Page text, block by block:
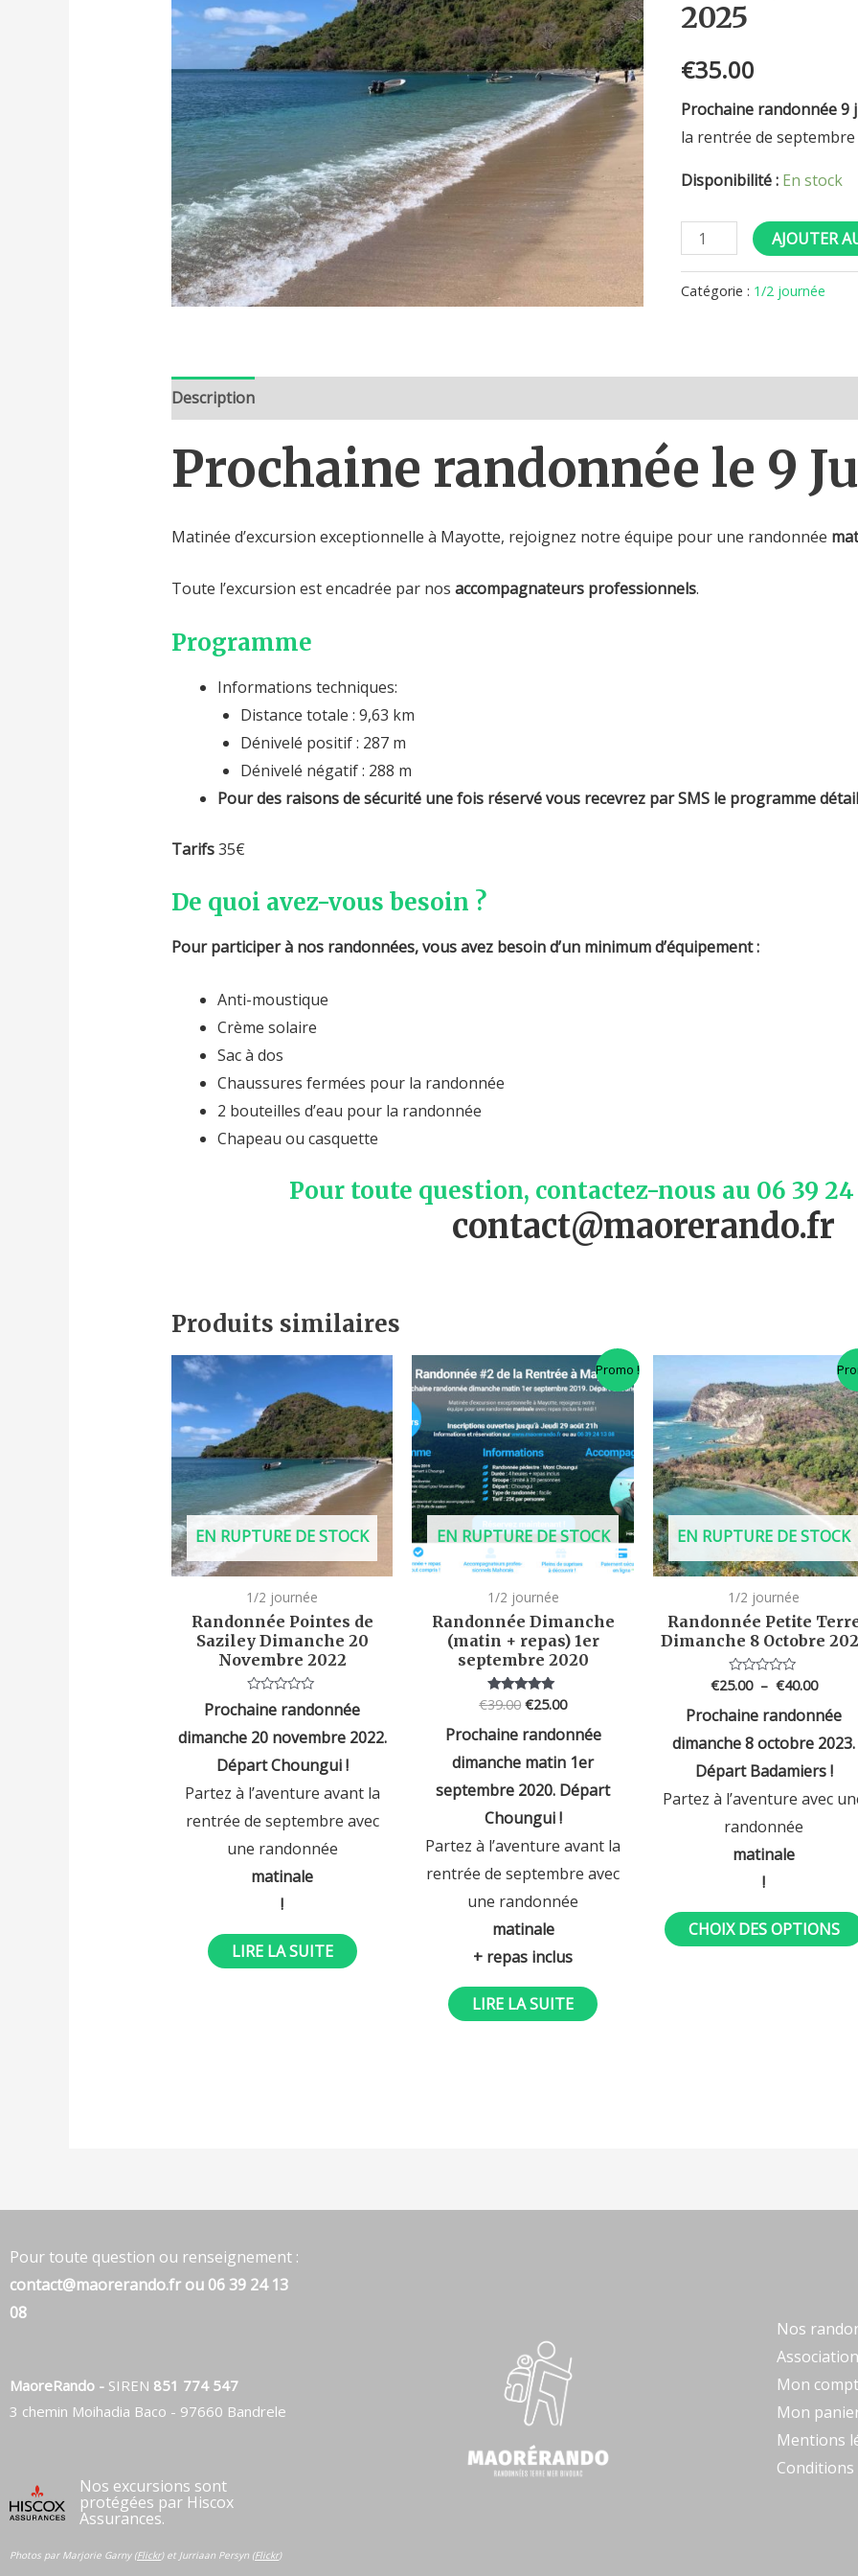
2025
€35.00
Prochaine randonnée 9
la rentrée de
Disponibilité : En stock
de
via
les
Crêtes
Juin
AJOUTER
Catégorie : 1/2 journée
Description
Prochaine randonnée le 9
Matinée d’excursion exceptionnelle à Mayotte, rejoignez notre équipe pour une randonnée
Toute l’excursion est encadrée par nos accompagnateurs professionnels.
Programme
Informations techniques:
Distance totale : 9,63 km
Dénivelé positif : 287 m
Dénivelé négatif : 288 m
Pour des raisons de sécurité une fois réservé vous recevrez par SMS le programme
Tarifs35€
De quoi avez-vous besoin ?
Pour participer à nos randonnées, vous avez besoin d’un minimum d’équipement :
Anti-moustique
Crème solaire
Sac à dos
Chaussures fermées pour la randonnée
2 bouteilles d’eau pour la randonnée
Chapeau ou casquette
Pour toute question, contactez-nous au 06 39 24
contact@maorerando.fr
Produits similaires
EN RUPTURE DE STOCK
1/2 journée
Randonnée Pointes de
Saziley Dimanche 20
Novembre 2022
Note
0
5
Prochaine randonnée
dimanche 20 novembre 2022.
Départ Choungui !
Partez à l’aventure avant la
rentrée de septembre avec
une randonnée
matinale
!
LIRE LA SUITE
Promo !
EN RUPTURE DE STOCK
1/2 journée
Randonnée Dimanche
(matin + repas) 1er
septembre 2020
Note
€39.00
prix
initial
était :
€39.00.
€25.00
prix
actuel
est :
€25.00.
Prochaine randonnée
dimanche matin 1er
septembre 2020. Départ
Choungui !
Partez à l’aventure avant la
rentrée de septembre avec
une randonnée
matinale
+ repas inclus
LIRE LA SUITE
EN RUPTURE DE STOCK
1/2 journée
Randonnée Petite
Dimanche 8 Octobre
Note
sur
5
€25.00 – €40.00
Plage
de
prix :
€25.00
à
€40.00
Prochaine randonnée
dimanche 8 octobre 2023.
Départ Badamiers !
Partez à l’aventure avec
randonnée
matinale
!
CHOIX DES OPTIONS
Pour toute question ou renseignement :
contact@maorerando.fr ou 06 39 24 13
08
MaoreRando - SIREN 851 774 547
3 chemin Moihadia Baco - 97660 Bandrele
Nos excursions sont
protégées par Hiscox
Assurances.
Photos par Marjorie Garny (Flickr) et Jurriaan Persyn (Flickr)
Nos
Mon
Mon
Mentions